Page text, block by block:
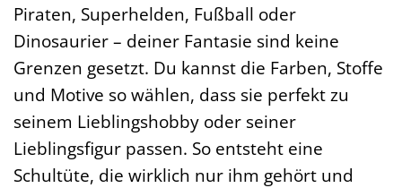
Piraten, Superhelden, Fußball oder
Dinosaurier – deiner Fantasie sind keine
Grenzen gesetzt. Du kannst die Farben, Stoffe
und Motive so wählen, dass sie perfekt zu
seinem Lieblingshobby oder seiner
Lieblingsfigur passen. So entsteht eine
Schultüte, die wirklich nur ihm gehört und